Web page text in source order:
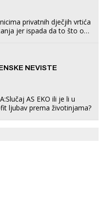
privatnih dječjih vrtića
jer ispada da to što oni
NEVISTE
AS EKO ili je li u
ljubav prema životinjama?